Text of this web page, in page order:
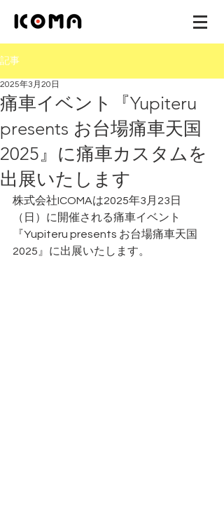
記事
痛車イベント『Yupiteru
presents お台場痛車天国
2025』に痛車カスタムを
出展いたします
2025年3月20日
株式会社ICOMAは2025年3月23日
（日）に開催される痛車イベント
『Yupiteru presents お台場痛車天国
2025』に出展いたします。